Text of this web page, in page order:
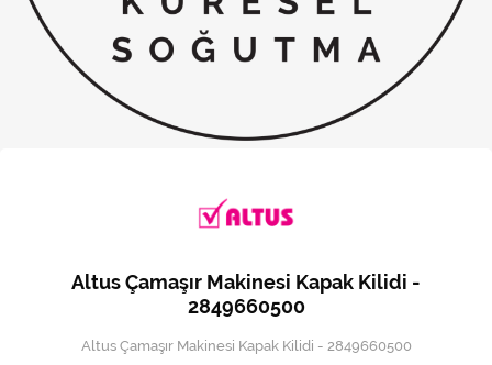
Klima
Kombi
Musluk
Soğutma Sistemleri
Şofben ve Termosifon
Altus Çamaşır Makinesi Kapak Kilidi -
2849660500
Altus Çamaşır Makinesi Kapak Kilidi - 2849660500